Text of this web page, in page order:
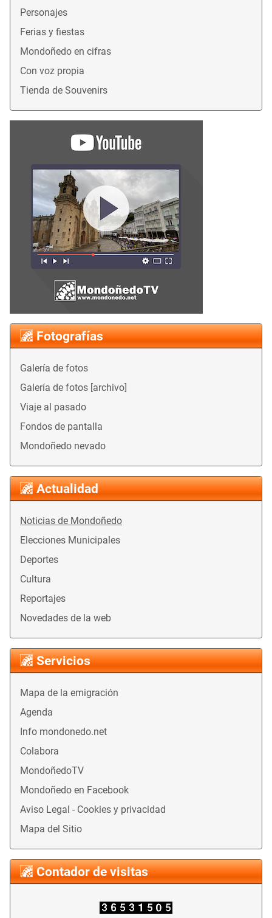
Personajes
Ferias y fiestas
Mondoñedo en cifras
Con voz propia
Tienda de Souvenirs
Fotografías
Galería de fotos
Galería de fotos [archivo]
Viaje al pasado
Fondos de pantalla
Mondoñedo nevado
Actualidad
Noticias de Mondoñedo
Elecciones Municipales
Deportes
Cultura
Reportajes
Novedades de la web
Servicios
Mapa de la emigración
Agenda
Info mondonedo.net
Colabora
MondoñedoTV
Mondoñedo en Facebook
Aviso Legal - Cookies y privacidad
Mapa del Sitio
Contador de visitas